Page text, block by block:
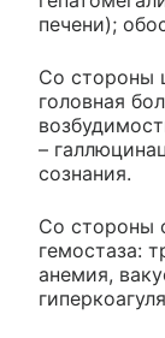
печени);
Со стороны
головная
–
сознания.
Со стороны
гемостаза:
анемия,